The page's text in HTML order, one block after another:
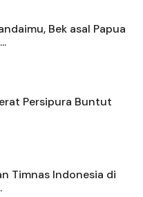
Bek asal Papua
Persipura Buntut
Timnas Indonesia di